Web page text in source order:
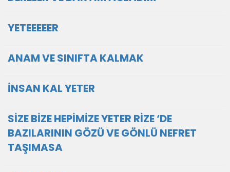
YETEEEEER
ANAM VE SINIFTA KALMAK
İNSAN KAL YETER
SİZE BİZE HEPİMİZE YETER RİZE ‘DE
BAZILARININ GÖZÜ VE GÖNLÜ NEFRET
TAŞIMASA